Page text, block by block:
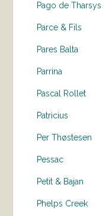
Pago de Tharsys
Parce & Fils
Pares Balta
Parrina
Pascal Rollet
Patricius
Per Thøstesen
Pessac
Petit & Bajan
Phelps Creek